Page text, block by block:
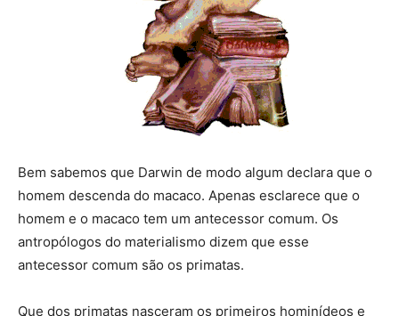
Bem sabemos que Darwin de modo algum declara que o
homem descenda do macaco. Apenas esclarece que o
homem e o macaco tem um antecessor comum. Os
antropólogos do materialismo dizem que esse
antecessor comum são os primatas.
Que dos primatas nasceram os primeiros hominídeos e